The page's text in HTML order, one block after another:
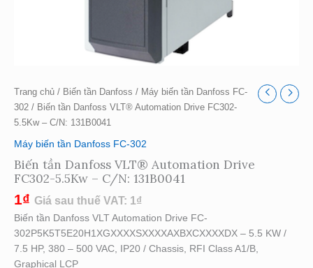
Trang chủ / Biến tần Danfoss / Máy biến tần Danfoss FC-
302 / Biến tần Danfoss VLT® Automation Drive FC302-
5.5Kw – C/N: 131B0041
Máy biến tần Danfoss FC-302
Biến tần Danfoss VLT® Automation Drive
FC302-5.5Kw – C/N: 131B0041
1₫ Giá sau thuế VAT: 1₫
Biến tần Danfoss VLT Automation Drive FC-
302P5K5T5E20H1XGXXXXSXXXXAXBXCXXXXDX – 5.5 KW /
7.5 HP, 380 – 500 VAC, IP20 / Chassis, RFI Class A1/B,
Graphical LCP